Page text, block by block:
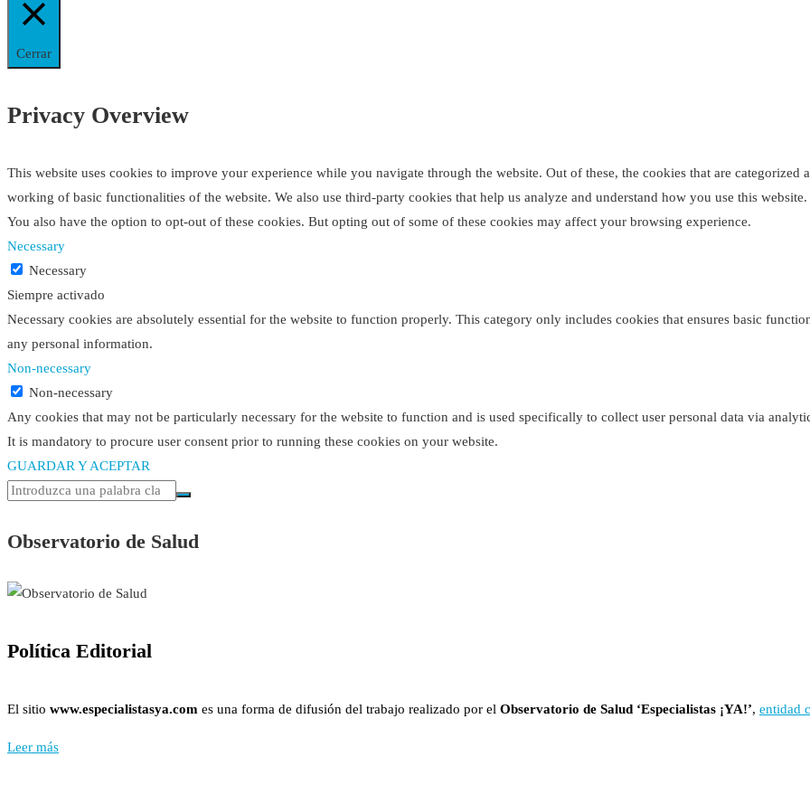
Cerrar
Privacy Overview
This website uses cookies to improve your experience while you navigate through the website. Out of these, the cookies that are categorized
working of basic functionalities of the website. We also use third-party cookies that help us analyze and understand how you use this
You also have the option to opt-out of these cookies. But opting out of some of these cookies may affect your browsing experience.
Necessary
Necessary
Siempre activado
Necessary cookies are absolutely essential for the website to function properly. This category only includes cookies that ensures basic
any personal information.
Non-necessary
Non-necessary
Any cookies that may not be particularly necessary for the website to function and is used specifically to collect user personal data via
It is mandatory to procure user consent prior to running these cookies on your website.
GUARDAR Y ACEPTAR
Observatorio de Salud
Política Editorial
El sitio www.especialistasya.com es una forma de difusión del trabajo realizado por el Observatorio de Salud ‘Especialistas ¡YA!’, entidad
Leer más